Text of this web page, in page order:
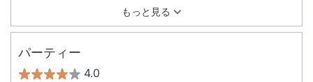
もっと見る
パーティー
4.0